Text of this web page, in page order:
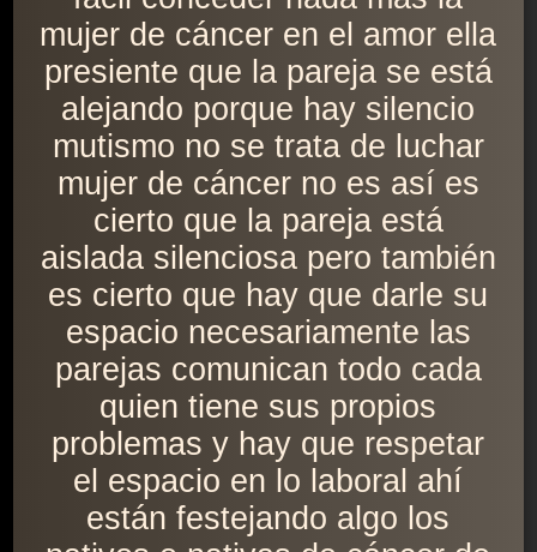
mujer de cáncer en el amor ella
presiente que la pareja se está
alejando porque hay silencio
mutismo no se trata de luchar
mujer de cáncer no es así es
cierto que la pareja está
aislada silenciosa pero también
es cierto que hay que darle su
espacio necesariamente las
parejas comunican todo cada
quien tiene sus propios
problemas y hay que respetar
el espacio en lo laboral ahí
están festejando algo los